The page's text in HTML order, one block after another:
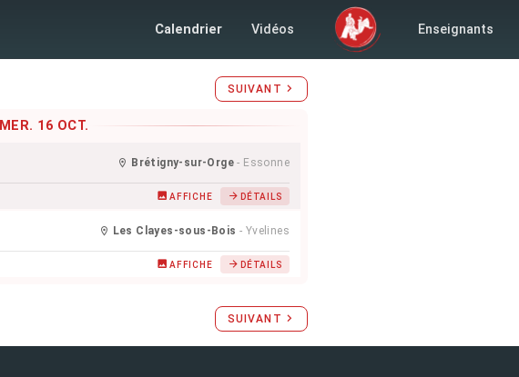
Calendrier Vidéos Enseignants
mercredi 16 octobre 2024
SUIVANT
MER. 16 OCT.
Brétigny-sur-Orge - Essonne
AFFICHE DÉTAILS
Les Clayes-sous-Bois - Yvelines
AFFICHE DÉTAILS
SUIVANT